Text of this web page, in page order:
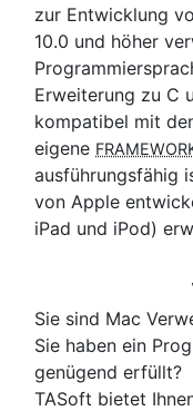
zur Entwicklung
10.0 und höher
Erweiterung zu C
kompatibel mit
eigene
ausführungsfähig
von Apple
iPad und iPod)
Sie sind Mac
Sie haben ein
genügend erfüllt?
TASoft bietet